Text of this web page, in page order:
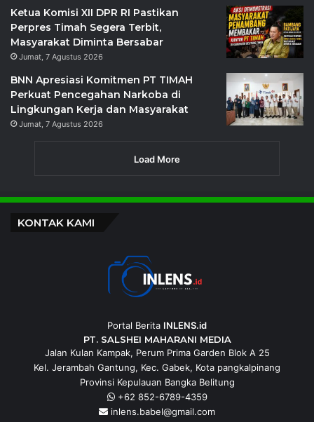
Ketua Komisi XII DPR RI Pastikan
Perpres Timah Segera Terbit,
Masyarakat Diminta Bersabar
Jumat, 7 Agustus 2026
BNN Apresiasi Komitmen PT TIMAH
Perkuat Pencegahan Narkoba di
Lingkungan Kerja dan Masyarakat
Jumat, 7 Agustus 2026
Load More
KONTAK KAMI
Portal Berita INLENS.id
PT. SALSHEI MAHARANI MEDIA
Jalan Kulan Kampak, Perum Prima Garden Blok A 25
Kel. Jerambah Gantung, Kec. Gabek, Kota pangkalpinang
Provinsi Kepulauan Bangka Belitung
+62 852-6789-4359
inlens.babel@gmail.com